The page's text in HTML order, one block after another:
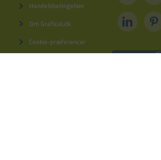
Handelsbetingelser
Om Grafical.dk
Cookie-præferencer